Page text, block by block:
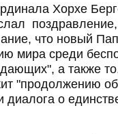
Хорхе
что новый
мира среди
а также
"продолжению
о